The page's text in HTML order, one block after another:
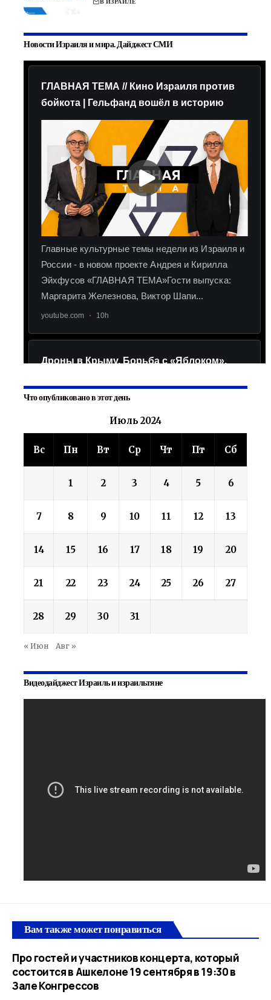
Новости Израиля и мира. Дайджест СМИ
Что опубликовано в этот день
Июль 2024
Вс Пн Вт Ср Чт Пт Сб
1 2 3 4 5 6
7 8 9 10 11 12 13
14 15 16 17 18 19 20
21 22 23 24 25 26 27
28 29 30 31
« Июн Авг »
Видеодайджест Израиль и израильтяне
Вам также может понравиться
Про гостей и участников концерта, который
состоится в Ашкелоне 19 сентября в 19:30 в
Зале Конгрессов